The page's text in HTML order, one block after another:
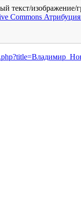
текст/
Commons